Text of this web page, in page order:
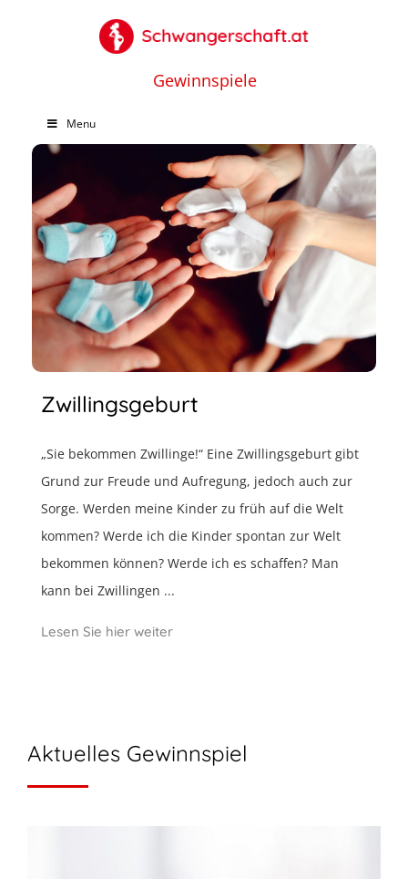
Gewinnspiele
Menu
Zwillingsgeburt
„Sie bekommen Zwillinge!“ Eine Zwillingsgeburt gibt
Grund zur Freude und Aufregung, jedoch auch zur
Sorge. Werden meine Kinder zu früh auf die Welt
kommen? Werde ich die Kinder spontan zur Welt
bekommen können? Werde ich es schaffen? Man
kann bei Zwillingen ...
Lesen Sie hier weiter
Aktuelles Gewinnspiel